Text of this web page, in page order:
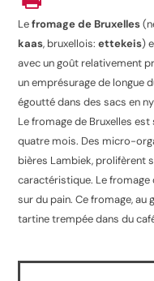
Lefromage de Bruxelles
kaas, bruxellois:ettekeis)
avec un goût relativement
un emprésurage de longue
égoutté dans des sacs en
Le fromage de Bruxelles est
quatre mois. Des micro-
bières Lambiek, prolifèrent
caractéristique. Le
sur du pain. Ce fromage,
tartine trempée dans du